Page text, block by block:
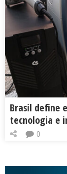
Brasil define
tecnologia e
0